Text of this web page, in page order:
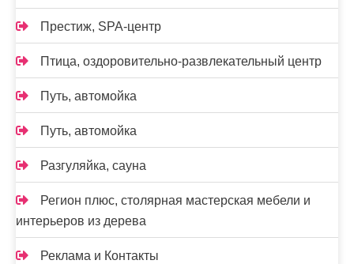
Престиж, SPA-центр
Птица, оздоровительно-развлекательный центр
Путь, автомойка
Путь, автомойка
Разгуляйка, сауна
Регион плюс, столярная мастерская мебели и
интерьеров из дерева
Реклама и Контакты